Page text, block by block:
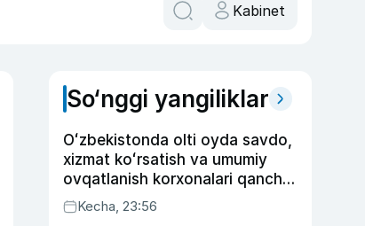
Kabinet
So‘nggi yangiliklar
Oʻzbekistonda olti oyda savdo,
xizmat koʻrsatish va umumiy
ovqatlanish korxonalari qancha
soliq toʻlagani ochiqlandi
Kecha, 23:56